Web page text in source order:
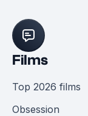
Films
Top 2026 films
Obsession